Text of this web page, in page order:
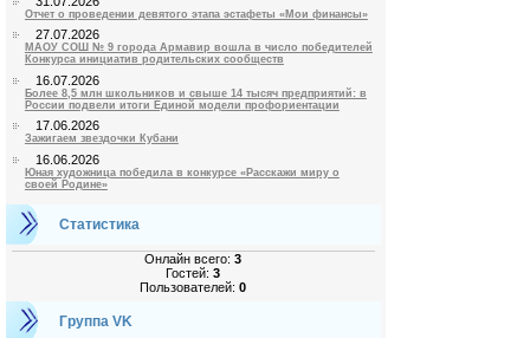
Отчет о проведении девятого этапа эстафеты «Мои финансы»
27.07.2026
МАОУ СОШ № 9 города Армавир вошла в число победителей
Конкурса инициатив родительских сообществ
16.07.2026
Более 8,5 млн школьников и свыше 14 тысяч предприятий: в
России подвели итоги Единой модели профориентации
17.06.2026
Зажигаем звездочки Кубани
16.06.2026
Юная художница победила в конкурсе «Расскажи миру о
своей Родине»
Статистика
Онлайн всего:3
Гостей:3
Пользователей:0
Группа VK